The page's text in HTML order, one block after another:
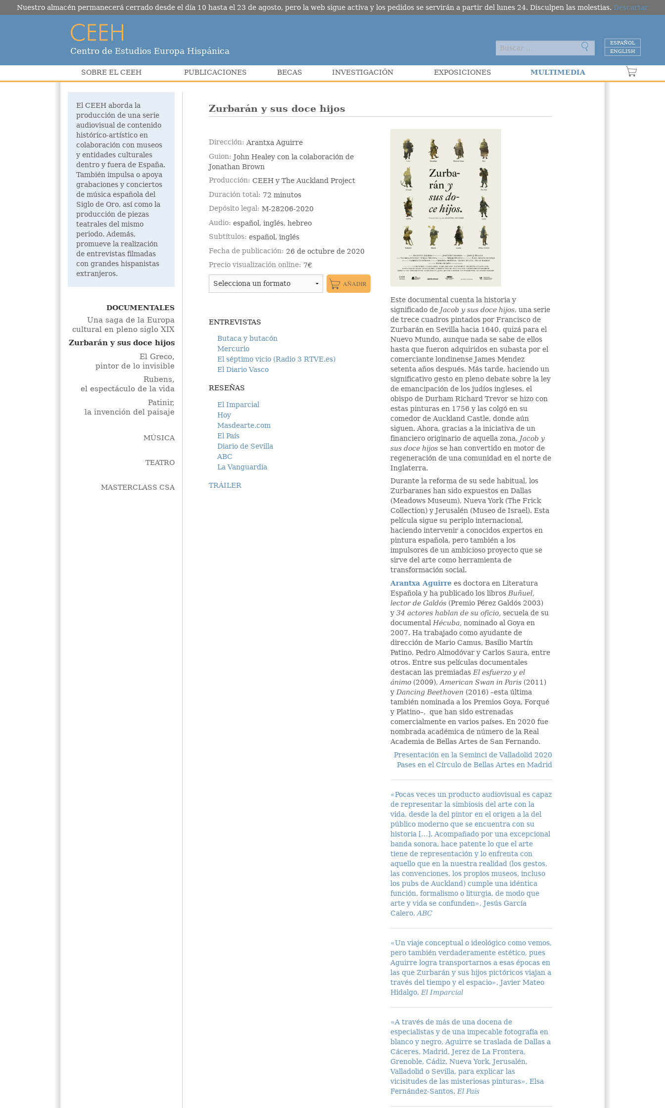
Centro de Estudios Europa Hispánica
ESPAÑOL
ENGLISH
SOBRE EL CEEH PUBLICACIONES BECAS INVESTIGACIÓN EXPOSICIONES MULTIMEDIA
El CEEH aborda la
producción de una serie
audiovisual de contenido
histórico-artístico en
colaboración con museos
y entidades culturales
dentro y fuera de España.
También impulsa o apoya
grabaciones y conciertos
de música española del
Siglo de Oro, así como la
producción de piezas
teatrales del mismo
periodo. Además,
promueve la realización
de entrevistas filmadas
con grandes hispanistas
extranjeros.
DOCUMENTALES
Una saga de la Europa
cultural en pleno siglo XIX
Zurbarán y sus doce hijos
El Greco,
pintor de lo invisible
Rubens,
el espectáculo de la vida
Patinir,
la invención del paisaje
MÚSICA
TEATRO
MASTERCLASS CSA
Zurbarán y sus doce hijos
Este documental cuenta la historia y
significado de Jacob y sus doce hijos, una serie
de trece cuadros pintados por Francisco de
Zurbarán en Sevilla hacia 1640, quizá para el
Nuevo Mundo, aunque nada se sabe de ellos
hasta que fueron adquiridos en subasta por el
comerciante londinense James Mendez
setenta años después. Más tarde, haciendo un
significativo gesto en pleno debate sobre la ley
de emancipación de los judíos ingleses, el
obispo de Durham Richard Trevor se hizo con
estas pinturas en 1756 y las colgó en su
comedor de Auckland Castle, donde aún
siguen. Ahora, gracias a la iniciativa de un
financiero originario de aquella zona, Jacob y
sus doce hijos se han convertido en motor de
regeneración de una comunidad en el norte de
Inglaterra.
Durante la reforma de su sede habitual, los
Zurbaranes han sido expuestos en Dallas
(Meadows Museum), Nueva York (The Frick
Collection) y Jerusalén (Museo de Israel). Esta
película sigue su periplo internacional,
haciendo intervenir a conocidos expertos en
pintura española, pero también a los
impulsores de un ambicioso proyecto que se
sirve del arte como herramienta de
transformación social.
Arantxa Aguirre es doctora en Literatura
Española y ha publicado los librosBuñuel,
lector de Galdós (Premio Pérez Galdós 2003)
y34 actores hablan de su oficio, secuela de su
documentalHécuba,nominado al Goya en
2007. Ha trabajado como ayudante de
dirección de Mario Camus, Basilio Martín
Patino, Pedro Almodóvar y Carlos Saura, entre
otros. Entre sus películas documentales
destacan las premiadasEl esfuerzo y el
ánimo (2009),American Swan in Paris (2011)
yDancing Beethoven (2016) –esta última
también nominada a los Premios Goya, Forqué
y Platino–, que han sido estrenadas
comercialmente en varios países. En 2020 fue
nombrada académica de número de la Real
Academia de Bellas Artes de San Fernando.
Presentación en la Seminci de Valladolid 2020
Pases en el Círculo de Bellas Artes en Madrid
«Pocas veces un producto audiovisual es capaz
de representar la simbiosis del arte con la
vida, desde la del pintor en el origen a la del
público moderno que se encuentra con su
historia […]. Acompañado por una excepcional
banda sonora, hace patente lo que el arte
tiene de representación y lo enfrenta con
aquello que en la nuestra realidad (los gestos,
las convenciones, los propios museos, incluso
los pubs de Auckland) cumple una idéntica
función, formalismo o liturgia, de modo que
arte y vida se confunden», Jesús García
Calero,ABC
«Un viaje conceptual o ideológico como vemos,
pero también verdaderamente estético, pues
Aguirre logra transportarnos a esas épocas en
las que Zurbarán y sus hijos pictóricos viajan a
través del tiempo y el espacio», Javier Mateo
Hidalgo, El Imparcial
«A través de más de una docena de
especialistas y de una impecable fotografía en
blanco y negro, Aguirre se traslada de Dallas a
Cáceres, Madrid, Jerez de La Frontera,
Grenoble, Cádiz, Nueva York, Jerusalén,
Valladolid o Sevilla, para explicar las
vicisitudes de las misteriosas pinturas», Elsa
Fernández-Santos, El País
Dirección Arantxa Aguirre
Guion
John Healey con la colaboración de
Jonathan Brown
Producción CEEH y The Auckland Project
Duración total
72 minutos
Depósito legal M-28206-2020
Audio español, inglés, hebreo
Subtítulos español, inglés
Fecha de publicación
26 de octubre de 2020
Precio visualización online
7€
ENTREVISTAS
Butaca y butacón
Mercurio
El séptimo vicio (Radio 3 RTVE.es)
El Diario Vasco
RESEÑAS
El Imparcial
Hoy
Masdearte.com
El País
Diario de Sevilla
ABC
La Vanguardia
TRÁILER
Nuestro almacén permanecerá cerrado desde el día 10 hasta el 23 de agosto, pero la web sigue activa y los pedidos se servirán a partir del lunes 24. Disculpen las molestias. Descartar